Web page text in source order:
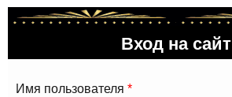
Вход на сайт
Имя пользователя *